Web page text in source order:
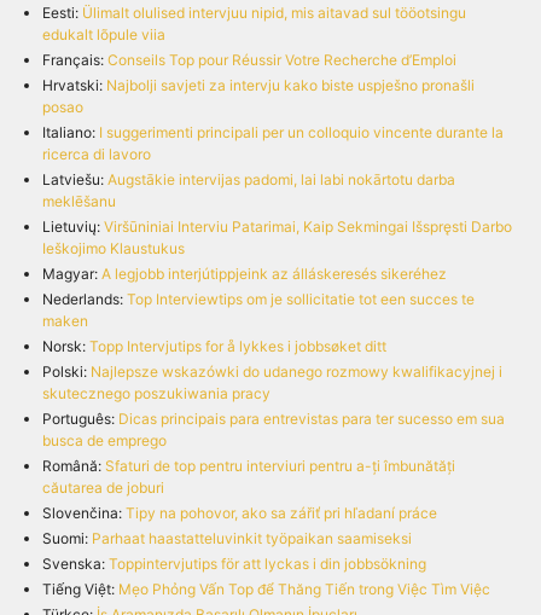
Eesti: Ülimalt olulised intervjuu nipid, mis aitavad sul tööotsingu
edukalt lõpule viia
Français: Conseils Top pour Réussir Votre Recherche d’Emploi
Hrvatski: Najbolji savjeti za intervju kako biste uspješno pronašli
posao
Italiano: I suggerimenti principali per un colloquio vincente durante la
ricerca di lavoro
Latviešu: Augstākie intervijas padomi, lai labi nokārtotu darba
meklēšanu
Lietuvių: Viršūniniai Interviu Patarimai, Kaip Sekmingai Išspręsti Darbo
Ieškojimo Klaustukus
Magyar: A legjobb interjútippjeink az álláskeresés sikeréhez
Nederlands: Top Interviewtips om je sollicitatie tot een succes te
maken
Norsk: Topp Intervjutips for å lykkes i jobbsøket ditt
Polski: Najlepsze wskazówki do udanego rozmowy kwalifikacyjnej i
skutecznego poszukiwania pracy
Português: Dicas principais para entrevistas para ter sucesso em sua
busca de emprego
Română: Sfaturi de top pentru interviuri pentru a-ți îmbunătăți
căutarea de joburi
Slovenčina: Tipy na pohovor, ako sa zářiť pri hľadaní práce
Suomi: Parhaat haastatteluvinkit työpaikan saamiseksi
Svenska: Toppintervjutips för att lyckas i din jobbsökning
Tiếng Việt: Mẹo Phỏng Vấn Top để Thăng Tiến trong Việc Tìm Việc